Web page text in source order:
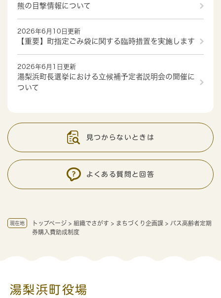
現在地 トップページ > 組織でさがす > まちづくり企画課 > バス高齢者定期
券購入費助成制度
熊の目撃情報について
2026年6月10日更新
【重要】町指定ごみ袋に関する臨時措置を実施します
2026年6月1日更新
湯梨浜町長選挙における立候補予定者説明会の開催に
ついて
見つからないときは
よくある質問と回答
湯梨浜町役場